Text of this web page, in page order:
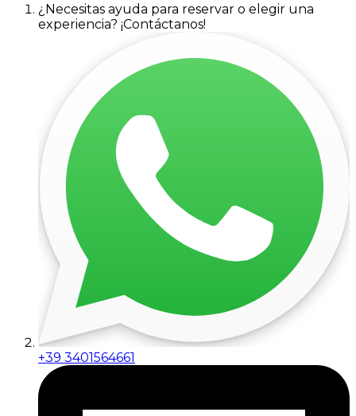
¿Necesitas ayuda para reservar o elegir una
experiencia? ¡Contáctanos!
+39 3401564661